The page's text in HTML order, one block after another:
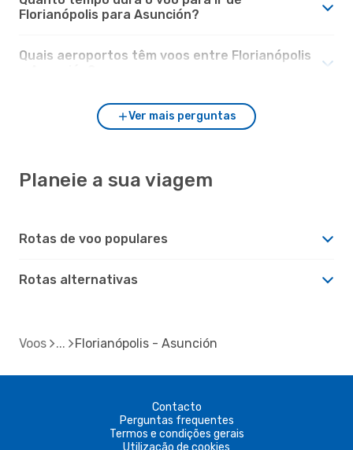
Florianópolis para Asunción?
Quais aeroportos têm voos entre Florianópolis
Ver mais perguntas
Planeie a sua viagem
Rotas de voo populares
Rotas alternativas
Voos Florianópolis - Asunción
Contacto
Perguntas frequentes
Termos e condições gerais
Utilização de cookies